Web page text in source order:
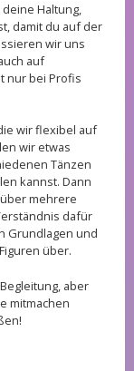
Haltung,
damit du auf der
wir uns
auf
nur bei Profis
wir flexibel auf
wir etwas
Tänzen
kannst. Dann
mehrere
dafür
Grundlagen und
über.
aber
mitmachen